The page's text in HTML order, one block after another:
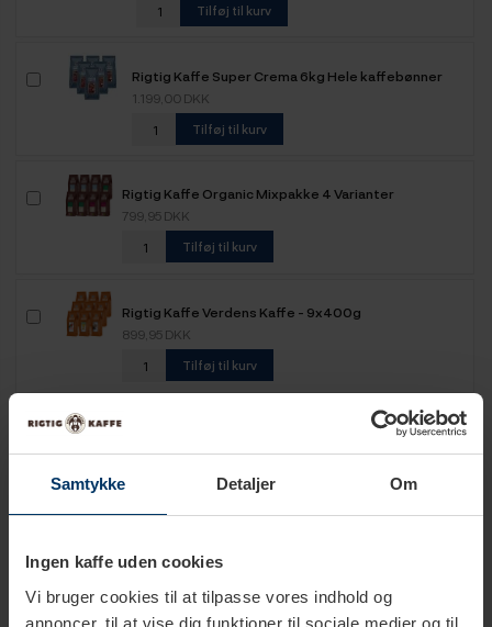
Samtykke Detaljer Om
Ingen kaffe uden cookies
Vi bruger cookies til at tilpasse vores indhold og
annoncer, til at vise dig funktioner til sociale medier og til
Tilføj til kurv
Rigtig Kaffe Super Crema 6kg Hele kaffebønner
1.199,00 DKK
Tilføj til kurv
Rigtig Kaffe Organic Mixpakke 4 Varianter
799,95 DKK
Tilføj til kurv
Rigtig Kaffe Verdens Kaffe - 9x400g
899,95 DKK
Tilføj til kurv
Rigtig Kaffe Mixpakke 2,1kg Hele kaffebønner
599,95 DKK
Tilføj til kurv
499,95 DKK
Tilføj til kurv